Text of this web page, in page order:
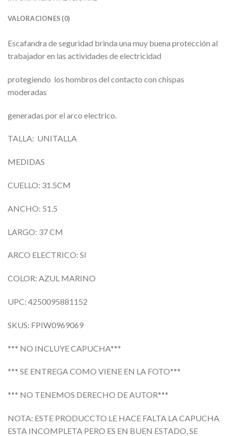
VALORACIONES (0)
Escafandra de seguridad brinda una muy buena protección al
trabajador en las actividades de electricidad
protegiendo los hombros del contacto con chispas
moderadas
generadas por el arco electrico.
TALLA: UNITALLA
MEDIDAS
CUELLO: 31.5CM
ANCHO: 51.5
LARGO: 37 CM
ARCO ELECTRICO: SI
COLOR: AZUL MARINO
UPC: 4250095881152
SKUS: FPIW0969069
*** NO INCLUYE CAPUCHA***
*** SE ENTREGA COMO VIENE EN LA FOTO***
*** NO TENEMOS DERECHO DE AUTOR***
NOTA: ESTE PRODUCCTO LE HACE FALTA LA CAPUCHA
ESTA INCOMPLETA PERO ES EN BUEN ESTADO, SE